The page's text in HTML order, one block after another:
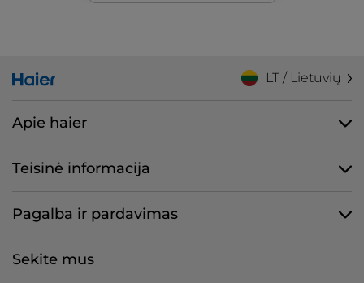
LT / Lietuvių
Apie haier
Teisinė informacija
Pagalba ir pardavimas
Sekite mus